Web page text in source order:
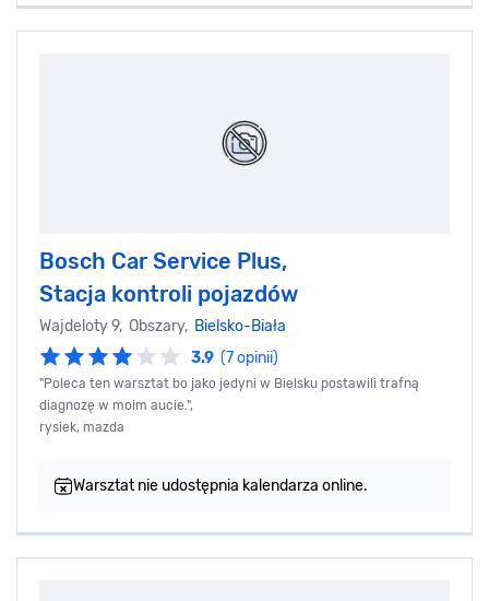
Bosch Car Service Plus,
Stacja kontroli pojazdów
Wajdeloty 9, Obszary, Bielsko-Biała
3.9 (7 opinii)
"Poleca ten warsztat bo jako jedyni w Bielsku postawili trafną
diagnozę w moim aucie.",
rysiek, mazda
Warsztat nie udostępnia kalendarza online.